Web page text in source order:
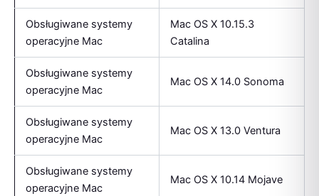
Obsługiwane systemy
operacyjne Mac
Mac OS X 10.15.3
Catalina
Obsługiwane systemy
operacyjne Mac
Mac OS X 14.0 Sonoma
Obsługiwane systemy
operacyjne Mac
Mac OS X 13.0 Ventura
Obsługiwane systemy
operacyjne Mac
Mac OS X 10.14 Mojave